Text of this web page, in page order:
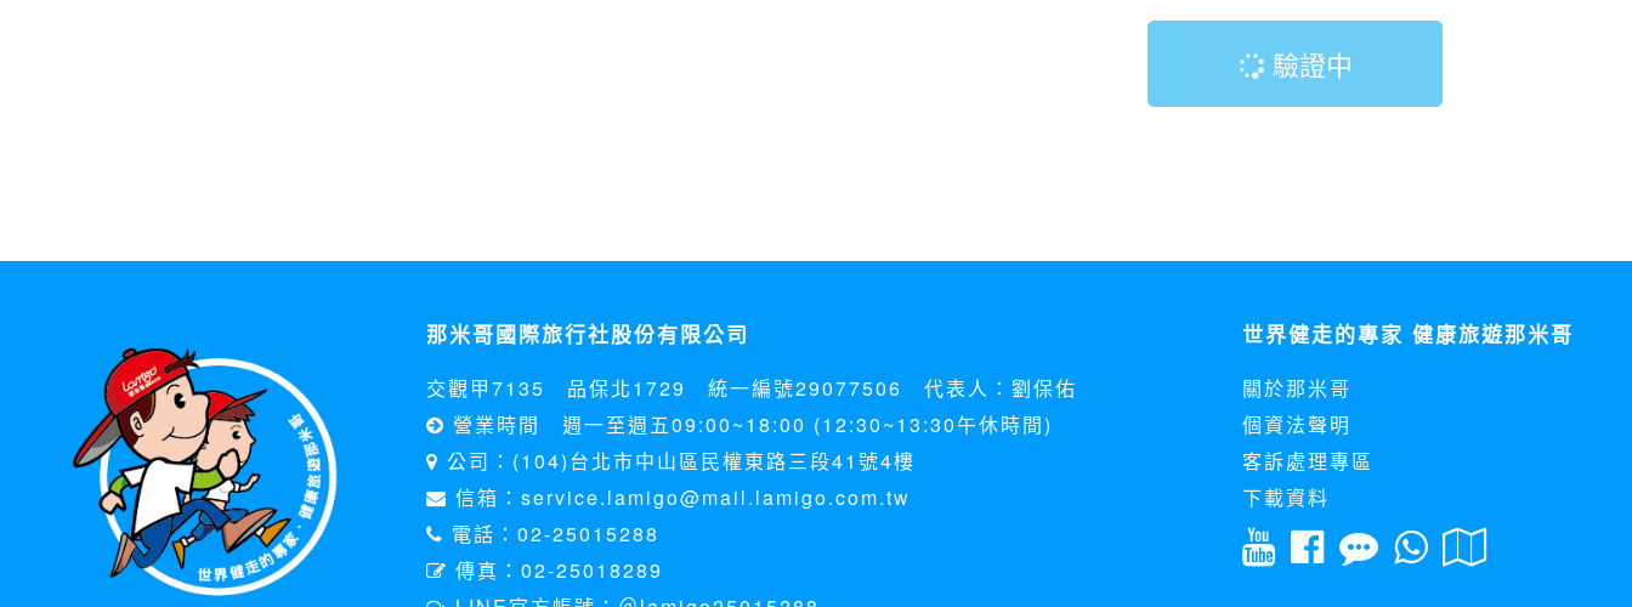
驗證中
那米哥國際旅行社股份有限公司
交觀甲7135 品保北1729 統一編號29077506 代表人：劉保佑
營業時間 週一至週五09:00~18:00 (12:30~13:30午休時間)
公司：(104)台北市中山區民權東路三段41號4樓
信箱：service.lamigo@mail.lamigo.com.tw
電話：02-25015288
傳真：02-25018289
世界健走的專家 健康旅遊那米哥
關於那米哥
個資法聲明
客訴處理專區
下載資料